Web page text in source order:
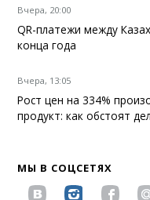
Вчера, 20:00
QR-платежи между
конца года
Вчера, 13:05
Рост цен на 334%
продукт: как обстоят
МЫ В СОЦСЕТЯХ